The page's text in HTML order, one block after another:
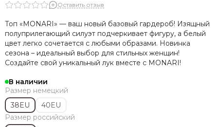
Оставить отзыв
Топ «MONARI» — ваш новый базовый гардероб! Изящный
полуприлегающий силуэт подчеркивает фигуру, а белый
цвет легко сочетается с любыми образами. Новинка
сезона – идеальный выбор для стильных женщин!
Создайте свой уникальный лук вместе с MONARI!
В наличии
Размер немецкий
38EU
40EU
Размер российский